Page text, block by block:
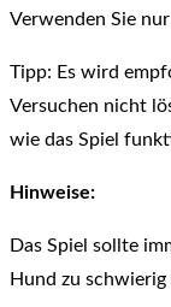
Verwenden Sie
Tipp: Es wird
Versuchen nicht
wie das Spiel
Hinweise:
Das Spiel sollte
Hund zu